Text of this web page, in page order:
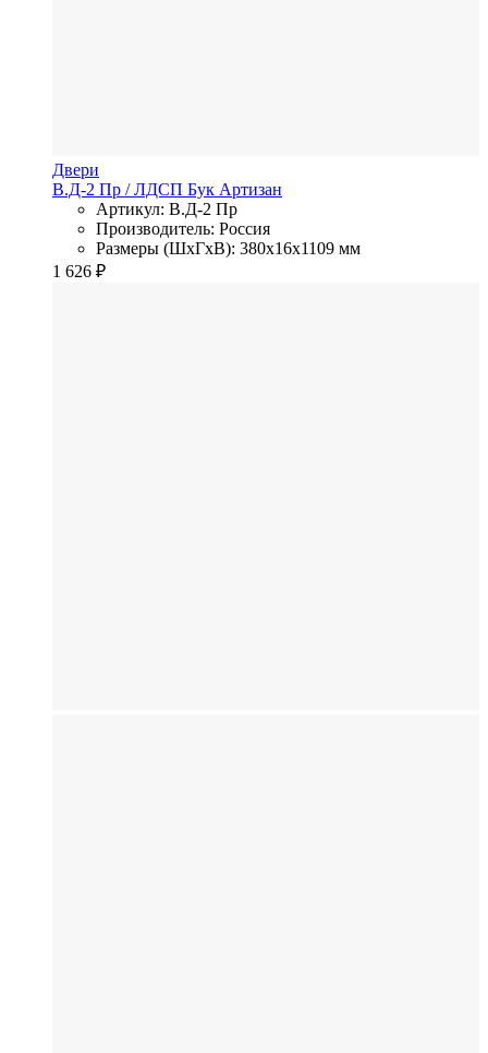
Двери
В.Д-2 Пр / ЛДСП Бук Артизан
Артикул: В.Д-2 Пр
Производитель: Россия
Размеры (ШхГхВ): 380x16x1109 мм
1 626 ₽